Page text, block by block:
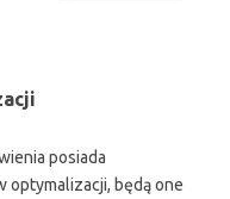
posiada
optymalizacji, będą one